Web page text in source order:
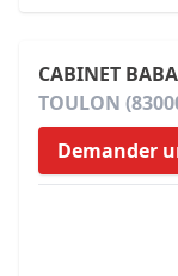
CABINET
TOULON
Demander